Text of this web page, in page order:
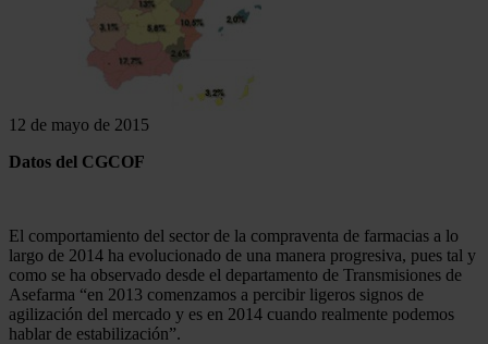
12 de mayo de 2015
Datos del CGCOF
El comportamiento del sector de la compraventa de farmacias a lo
largo de 2014 ha evolucionado de una manera progresiva, pues tal y
como se ha observado desde el departamento de Transmisiones de
Asefarma “en 2013 comenzamos a percibir ligeros signos de
agilización del mercado y es en 2014 cuando realmente podemos
hablar de estabilización”.